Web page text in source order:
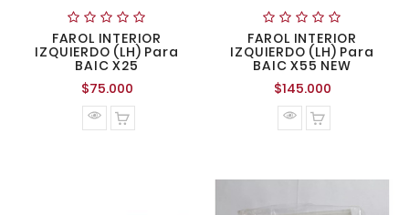
FAROL INTERIOR
IZQUIERDO (LH) Para
BAIC X25
$75.000Precio
normal
FAROL INTERIOR
IZQUIERDO (LH) Para
BAIC X55 NEW
$145.000Precio
normal